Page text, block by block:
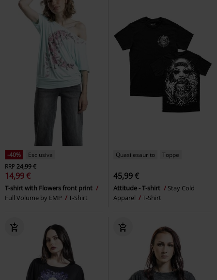
-40%
Esclusiva
RRP24,99 €
14,99 €
T-shirt with Flowers front print
Full Volume by EMP
T-Shirt
Quasi esaurito Toppe
45,99 €
Attitude - T-shirt
Stay Cold
Apparel
T-Shirt